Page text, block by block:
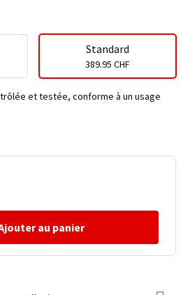
au panier
Standard
389.95 CHF
et testée, conforme à un usage